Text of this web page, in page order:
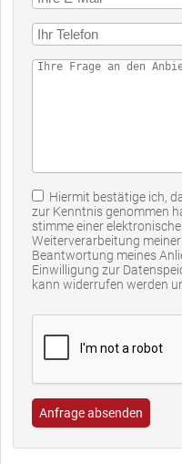
Hiermit bestätige ich,
zur Kenntnis genommen
stimme einer
Weiterverarbeitung
Beantwortung meines
Einwilligung zur
kann widerrufen werden
Anfrage absenden